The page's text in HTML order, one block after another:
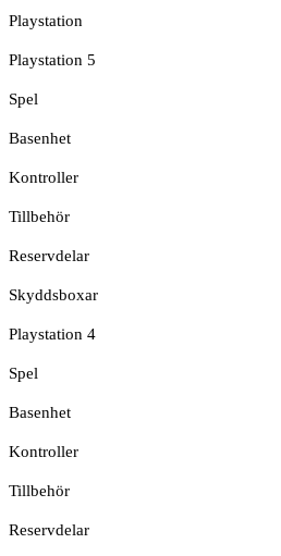
Playstation
Playstation 5
Spel
Basenhet
Kontroller
Tillbehör
Reservdelar
Skyddsboxar
Playstation 4
Spel
Basenhet
Kontroller
Tillbehör
Reservdelar